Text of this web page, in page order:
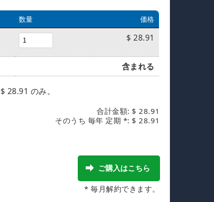
数量 価格
$ 28.91
含まれる
$ 28.91 のみ。
合計金額: $ 28.91
そのうち 毎年 定期 *: $ 28.91
* 毎月解約できます。